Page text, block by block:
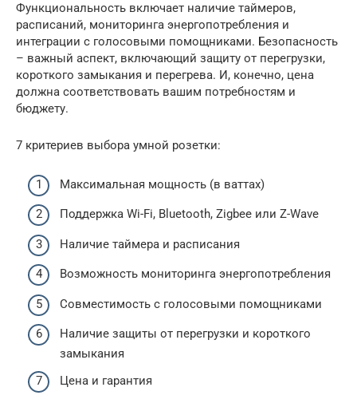
Функциональность включает наличие таймеров,
расписаний, мониторинга энергопотребления и
интеграции с голосовыми помощниками. Безопасность
– важный аспект, включающий защиту от перегрузки,
короткого замыкания и перегрева. И, конечно, цена
должна соответствовать вашим потребностям и
бюджету.
7 критериев выбора умной розетки:
Максимальная мощность (в ваттах)
Поддержка Wi-Fi, Bluetooth, Zigbee или Z-Wave
Наличие таймера и расписания
Возможность мониторинга энергопотребления
Совместимость с голосовыми помощниками
Наличие защиты от перегрузки и короткого
замыкания
Цена и гарантия